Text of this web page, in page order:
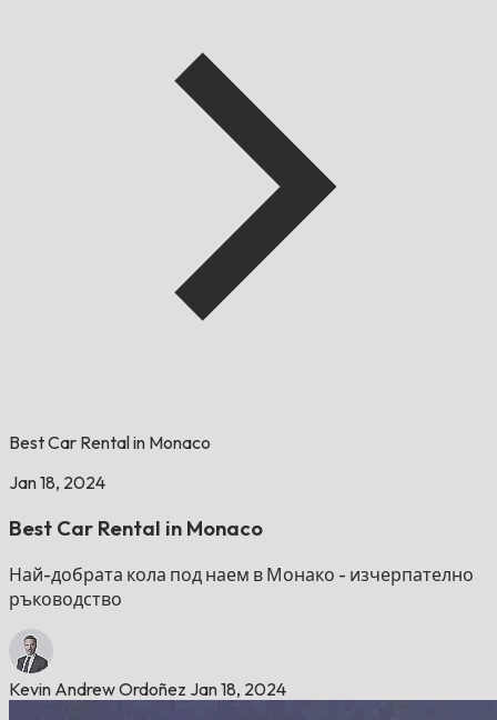
Best Car Rental in Monaco
Jan 18, 2024
Best Car Rental in Monaco
Най-добрата кола под наем в Монако - изчерпателно
ръководство
Kevin Andrew Ordoñez Jan 18, 2024